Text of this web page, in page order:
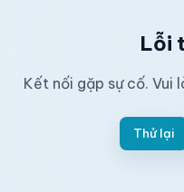
Lỗi
Kết nối gặp sự cố. Vui
Thử lại